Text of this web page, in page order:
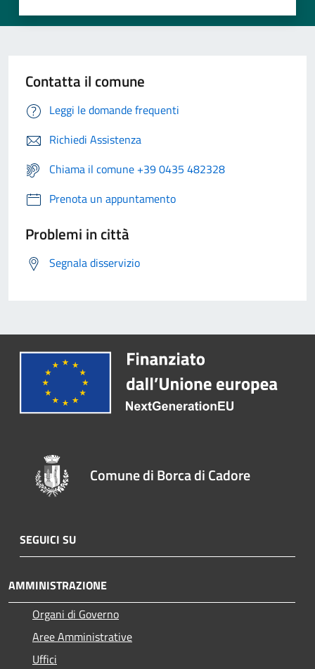
Contatta il comune
Leggi le domande frequenti
Richiedi Assistenza
Chiama il comune +39 0435 482328
Prenota un appuntamento
Problemi in città
Segnala disservizio
Comune di Borca di Cadore
SEGUICI SU
AMMINISTRAZIONE
Organi di Governo
Aree Amministrative
Uffici